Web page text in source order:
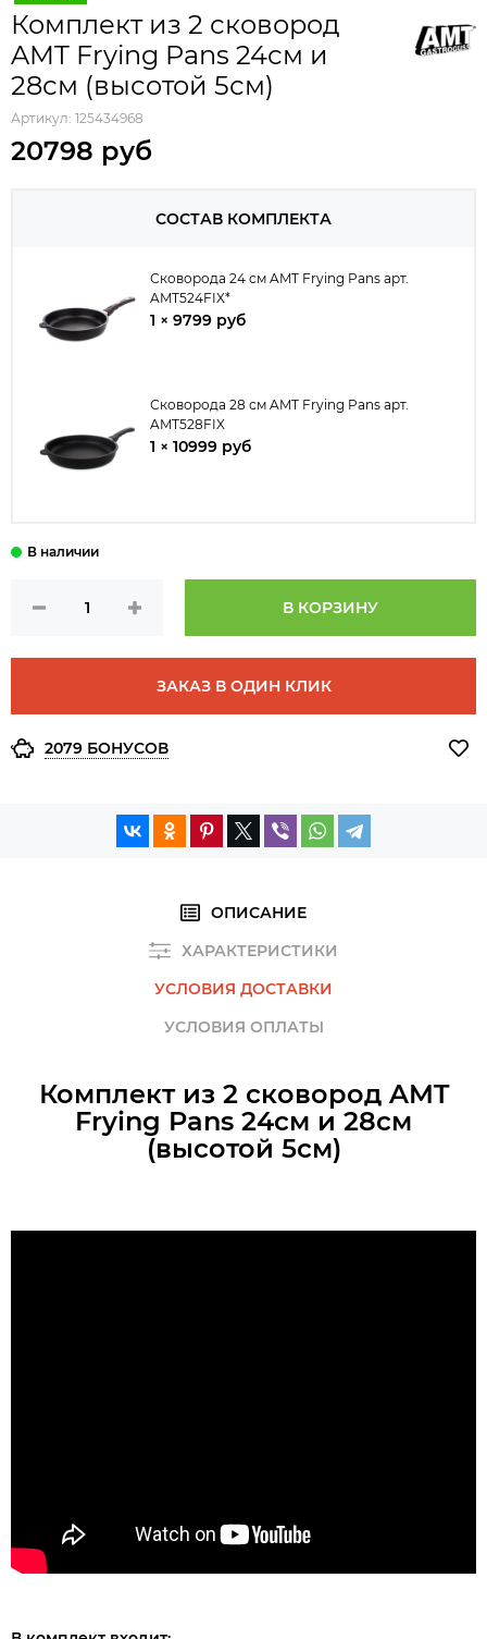
Комплект из 2 сковород
AMT Frying Pans 24см и
28см (высотой 5см)
Артикул: 125434968
20798 руб
СОСТАВ КОМПЛЕКТА
Сковорода 24 см AMT Frying Pans арт.
AMT524FIX*
1 × 9799 руб
Сковорода 28 см AMT Frying Pans арт.
AMT528FIX
1 × 10999 руб
В КОРЗИНУ
ЗАКАЗ В ОДИН КЛИК
2079 БОНУСОВ
ОПИСАНИЕ
ХАРАКТЕРИСТИКИ
УСЛОВИЯ ДОСТАВКИ
УСЛОВИЯ ОПЛАТЫ
Комплект из 2 сковород AMT
Frying Pans 24см и 28см
(высотой 5см)